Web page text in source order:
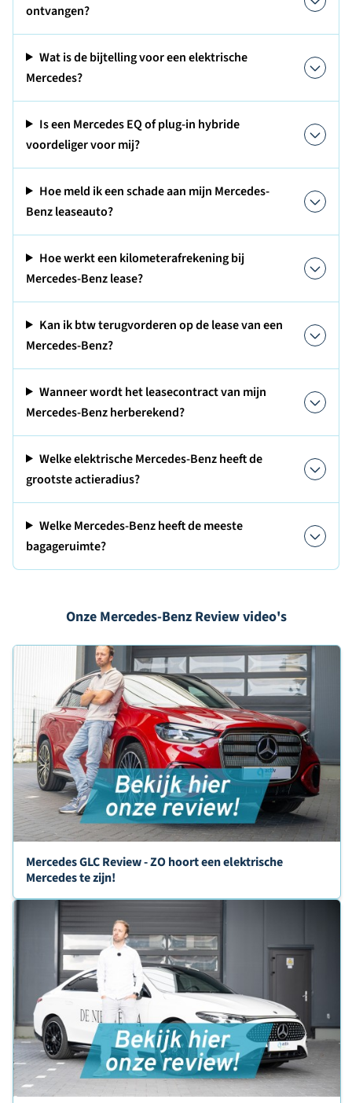
ontvangen?
Wat is de bijtelling voor een elektrische
Mercedes?
Is een Mercedes EQ of plug-in hybride
voordeliger voor mij?
Hoe meld ik een schade aan mijn Mercedes-
Benz leaseauto?
Hoe werkt een kilometerafrekening bij
Mercedes-Benz lease?
Kan ik btw terugvorderen op de lease van een
Mercedes-Benz?
Wanneer wordt het leasecontract van mijn
Mercedes-Benz herberekend?
Welke elektrische Mercedes-Benz heeft de
grootste actieradius?
Welke Mercedes-Benz heeft de meeste
bagageruimte?
Onze Mercedes-Benz Review video's
Mercedes GLC Review - ZO hoort een elektrische
Mercedes te zijn!